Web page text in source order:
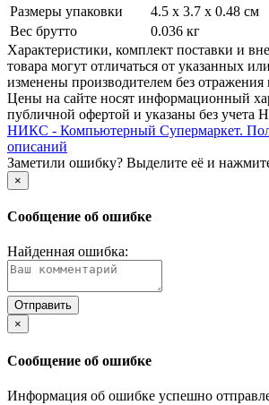
Размеры упаковки
4.5 x 3.7 x 0.48 см
Вес брутто
0.036 кг
Xарактеристики, комплект поставки и
товара могут отличаться от указанных
изменены производителем без отражения
Цены на сайте носят информационный
публичной офертой и указаны без учета
НИКС - Компьютерный Cупермаркет.
описаний
Заметили ошибку? Выделите её и
×
Сообщение об ошибке
Найденная ошибка:
×
Сообщение об ошибке
Информация об ошибке успешно